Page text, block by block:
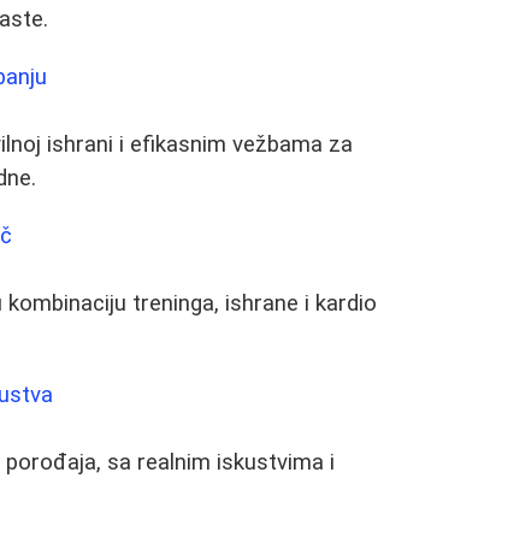
ishrani i efikasnim vežbama za
treninga, ishrane i kardio
sa realnim iskustvima i